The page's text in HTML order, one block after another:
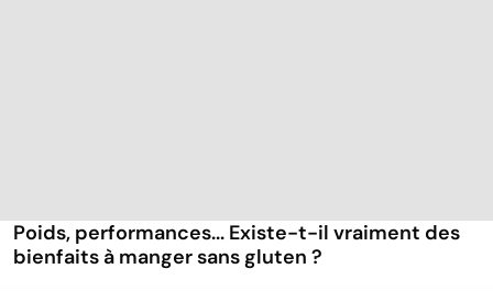
Poids, performances... Existe-t-il vraiment des
bienfaits à manger sans gluten ?